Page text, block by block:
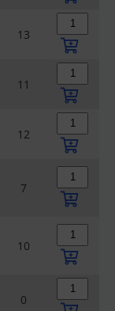
13
11
12
7
10
0